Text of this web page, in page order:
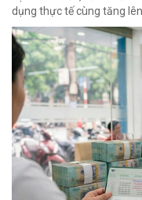
dụng thực tế cùng tăng lên..